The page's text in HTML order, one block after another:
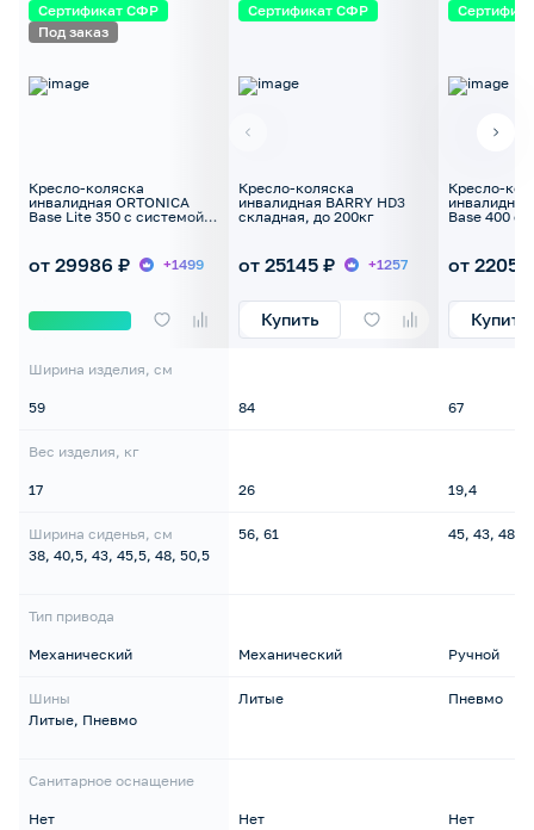
Сертификат СФР
Под заказ
Кресло-коляска
инвалидная ORTONICA
Base Lite 350 с системой
от 29986 ₽ +1499
Ширина изделия, см
59
Вес изделия, кг
17
Ширина сиденья, см
38, 40,5, 43, 45,5, 48, 50,5
Тип привода
Механический
Шины
Литые, Пневмо
Санитарное оснащение
Нет
Сертификат СФР
Кресло-коляска
инвалидная BARRY HD3
складная, до 200кг
от 25145 ₽ +1257
Купить
84
26
56, 61
Механический
Литые
Нет
Кресло-
инвалидная
Base 400
от
Купить
67
19,4
45, 43, 48
Ручной
Пневмо
Нет